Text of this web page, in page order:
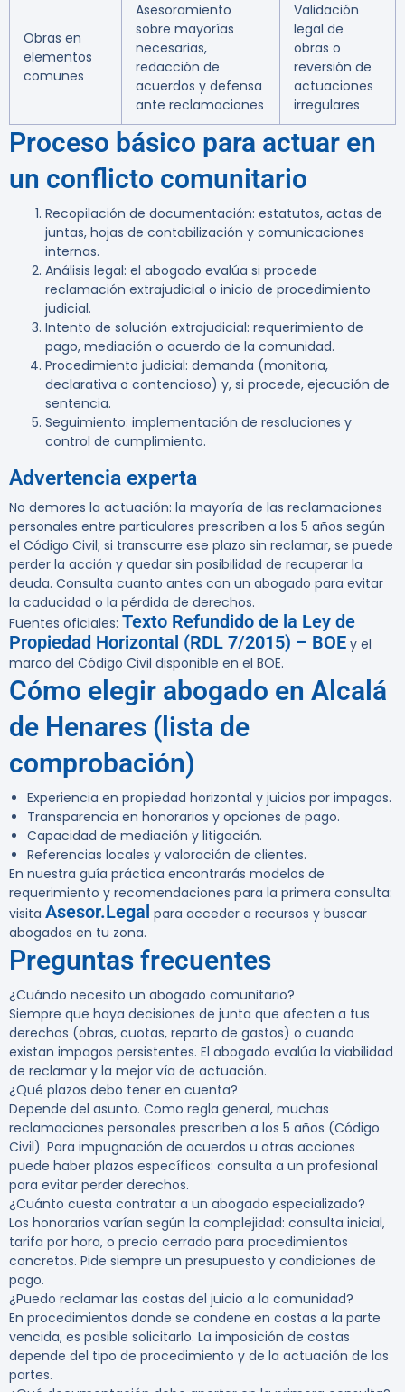
Obras en
elementos
comunes
Asesoramiento
sobre mayorías
necesarias,
redacción de
acuerdos y defensa
ante reclamaciones
Validación
legal de
obras o
reversión de
actuaciones
irregulares
Proceso básico para actuar en
un conflicto comunitario
Recopilación de documentación: estatutos, actas de
juntas, hojas de contabilización y comunicaciones
internas.
Análisis legal: el abogado evalúa si procede
reclamación extrajudicial o inicio de procedimiento
judicial.
Intento de solución extrajudicial: requerimiento de
pago, mediación o acuerdo de la comunidad.
Procedimiento judicial: demanda (monitoria,
declarativa o contencioso) y, si procede, ejecución de
sentencia.
Seguimiento: implementación de resoluciones y
control de cumplimiento.
Advertencia experta
No demores la actuación: la mayoría de las reclamaciones
personales entre particulares prescriben a los 5 años según
el Código Civil; si transcurre ese plazo sin reclamar, se puede
perder la acción y quedar sin posibilidad de recuperar la
deuda. Consulta cuanto antes con un abogado para evitar
la caducidad o la pérdida de derechos.
Fuentes oficiales: Texto Refundido de la Ley de
Propiedad Horizontal (RDL 7/2015) – BOE y el
marco del Código Civil disponible en el BOE.
Cómo elegir abogado en Alcalá
de Henares (lista de
comprobación)
Experiencia en propiedad horizontal y juicios por impagos.
Transparencia en honorarios y opciones de pago.
Capacidad de mediación y litigación.
Referencias locales y valoración de clientes.
En nuestra guía práctica encontrarás modelos de
requerimiento y recomendaciones para la primera consulta:
visita Asesor.Legal para acceder a recursos y buscar
abogados en tu zona.
Preguntas frecuentes
¿Cuándo necesito un abogado comunitario?
Siempre que haya decisiones de junta que afecten a tus
derechos (obras, cuotas, reparto de gastos) o cuando
existan impagos persistentes. El abogado evalúa la viabilidad
de reclamar y la mejor vía de actuación.
¿Qué plazos debo tener en cuenta?
Depende del asunto. Como regla general, muchas
reclamaciones personales prescriben a los 5 años (Código
Civil). Para impugnación de acuerdos u otras acciones
puede haber plazos específicos: consulta a un profesional
para evitar perder derechos.
¿Cuánto cuesta contratar a un abogado especializado?
Los honorarios varían según la complejidad: consulta inicial,
tarifa por hora, o precio cerrado para procedimientos
concretos. Pide siempre un presupuesto y condiciones de
pago.
¿Puedo reclamar las costas del juicio a la comunidad?
En procedimientos donde se condene en costas a la parte
vencida, es posible solicitarlo. La imposición de costas
depende del tipo de procedimiento y de la actuación de las
partes.